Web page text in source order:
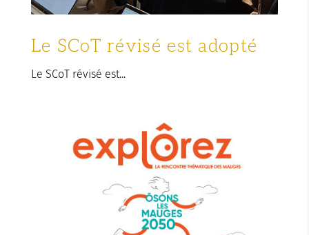
Le SCoT révisé est adopté
Le SCoT révisé est...